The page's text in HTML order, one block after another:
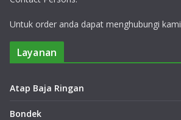
Untuk order anda dapat menghubungi kami
Layanan
Atap Baja Ringan
Bondek